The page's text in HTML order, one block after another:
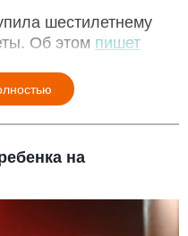
шестилетнему
Об этом пишет
на